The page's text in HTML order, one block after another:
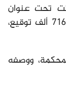
تحت عنوان
“الحرية لفاليري باكو” من جمع أكثر من 716 ألف توقيع،
ووصفه